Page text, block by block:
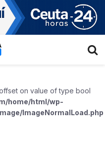
on value of type bool
home/html/wp-
ImageNormalLoad.php